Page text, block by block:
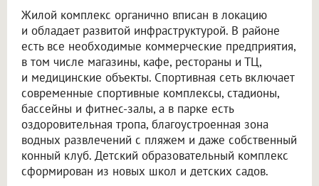
Жилой комплекс органично вписан в локацию
и обладает развитой инфраструктурой. В районе
есть все необходимые коммерческие предприятия,
в том числе магазины, кафе, рестораны и ТЦ,
и медицинские объекты. Спортивная сеть включает
современные спортивные комплексы, стадионы,
бассейны и фитнес-залы, а в парке есть
оздоровительная тропа, благоустроенная зона
водных развлечений с пляжем и даже собственный
конный клуб. Детский образовательный комплекс
сформирован из новых школ и детских садов.